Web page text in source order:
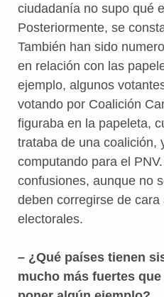
ciudadanía no supo qué
Posteriormente, se
También han sido
en relación con las
ejemplo, algunos
votando por Coalición
figuraba en la papeleta,
trataba de una coalición,
computando para el
confusiones, aunque no
deben corregirse de
electorales.
– ¿Qué países tienen
mucho más fuertes